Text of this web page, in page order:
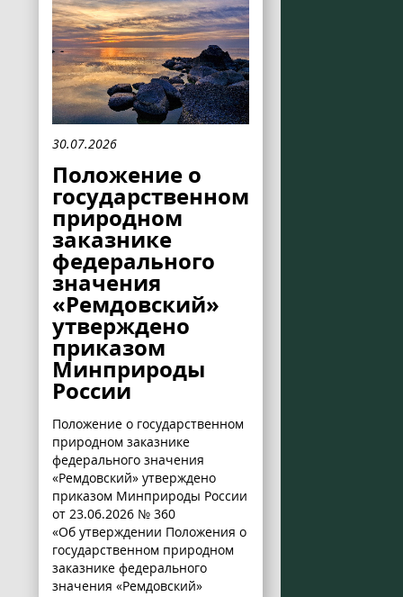
30.07.2026
Положение о
государственном
природном
заказнике
федерального
значения
«Ремдовский»
утверждено
приказом
Минприроды
России
Положение о государственном
природном заказнике
федерального значения
«Ремдовский» утверждено
приказом Минприроды России
от 23.06.2026 № 360
«Об утверждении Положения о
государственном природном
заказнике федерального
значения «Ремдовский»